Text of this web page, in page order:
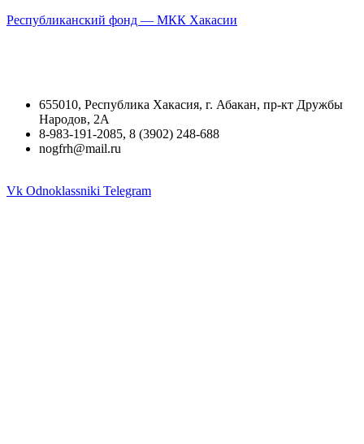
Республиканский фонд — МКК Хакасии
655010, Республика Хакасия, г. Абакан, пр-кт Дружбы
Народов, 2А
8-983-191-2085, 8 (3902) 248-688
nogfrh@mail.ru
Vk Odnoklassniki Telegram